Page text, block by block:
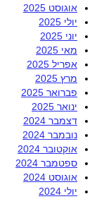
אוגוסט 2025
יולי 2025
יוני 2025
מאי 2025
אפריל 2025
מרץ 2025
פברואר 2025
ינואר 2025
דצמבר 2024
נובמבר 2024
אוקטובר 2024
ספטמבר 2024
אוגוסט 2024
יולי 2024